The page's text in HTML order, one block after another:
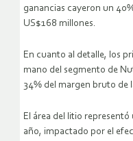
ganancias cayeron un
US$168 millones.
En cuanto al detalle, los
mano del segmento de
34% del margen bruto de
El área del litio
año, impactado por el